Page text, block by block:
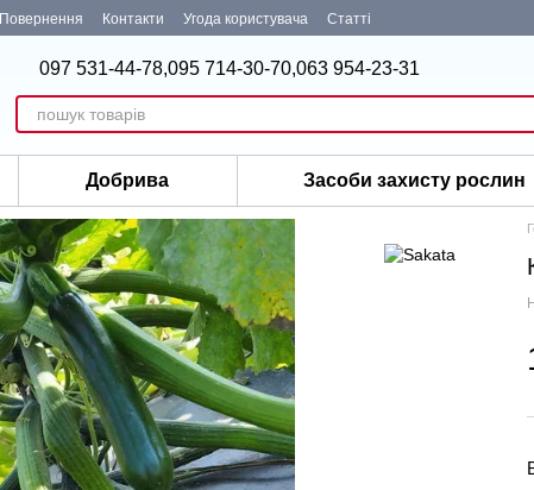
Повернення Контакти Угода користувача Статті
097 531-44-78,095 714-30-70,063 954-23-31
Добрива Засоби захисту рослин